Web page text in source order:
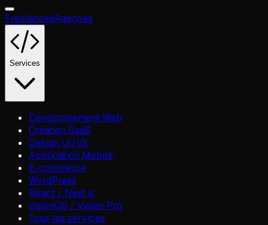
FreelancesAgences
Services
Développement Web
Création SaaS
Design UI/UX
Application Mobile
E-commerce
WordPress
React / Next.js
visionOS / Vision Pro
Tous les services